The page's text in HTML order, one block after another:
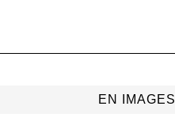
EN IMAGES